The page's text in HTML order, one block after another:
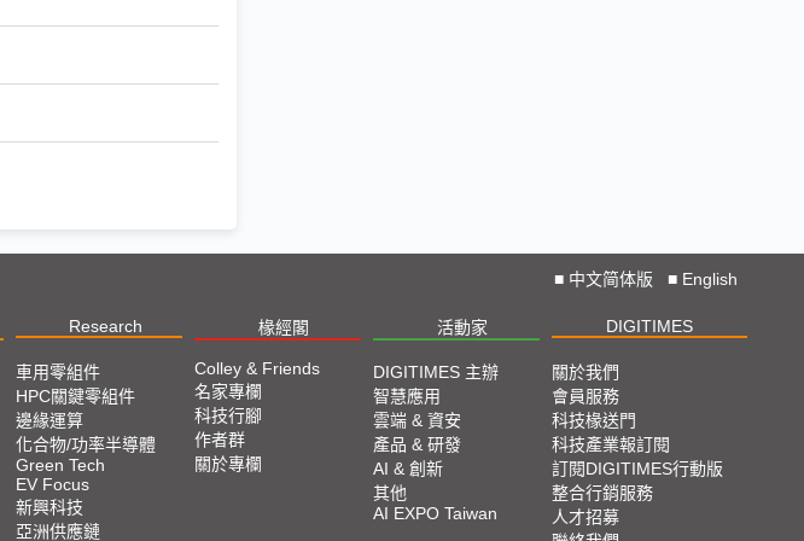
■ 中文简体版 ■ English
Research 椽經閣 活動家 DIGITIMES
車用零組件
HPC關鍵零組件
邊緣運算
化合物/功率半導體
Green Tech
EV Focus
新興科技
亞洲供應鏈
Colley & Friends
名家專欄
科技行腳
作者群
關於專欄
DIGITIMES 主辦
智慧應用
雲端 & 資安
產品 & 研發
AI & 創新
其他
AI EXPO Taiwan
關於我們
會員服務
科技椽送門
科技產業報訂閱
訂閱DIGITIMES行動版
整合行銷服務
人才招募